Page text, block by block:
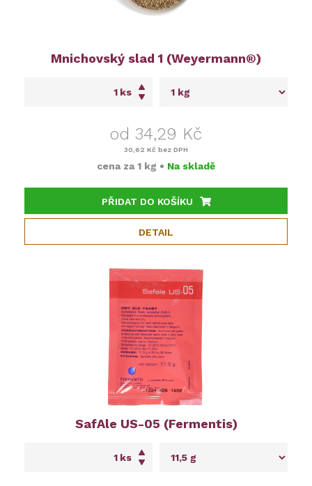
Mnichovský slad 1 (Weyermann®)
ks
od 34,29 Kč
30,62 Kč bez DPH
cena za 1 kg • Na skladě
PŘIDAT DO KOŠÍKU
DETAIL
SafAle US-05 (Fermentis)
ks